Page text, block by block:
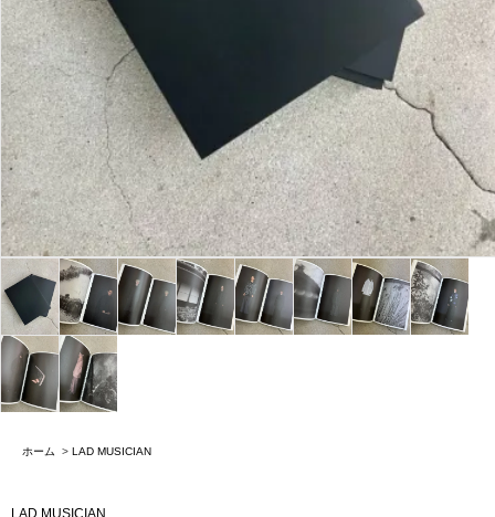
ホーム > LAD MUSICIAN
LAD MUSICIAN